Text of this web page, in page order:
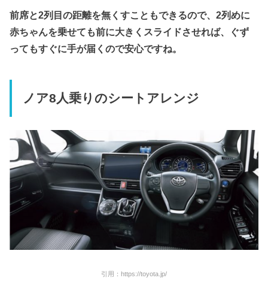
前席と2列目の距離を無くすこともできるので、2列めに
赤ちゃんを乗せても前に大きくスライドさせれば、ぐず
ってもすぐに手が届くので安心ですね。
ノア8人乗りのシートアレンジ
引用：https://toyota.jp/